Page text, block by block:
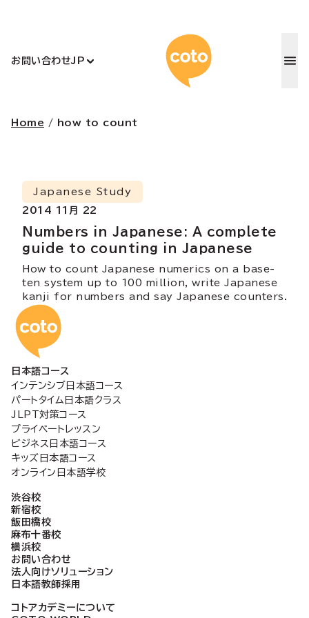
お問い合わせJP コトアカ
Home / how to count
Numbers in Japanese: A complete
guide to counting in Japanese
Japanese Study
2014 11月 22
How to count Japanese numerics on a base-
ten system up to 100 million, write Japanese
kanji for numbers and say Japanese counters.
コトアカデミー日本語
日本語コース
インテンシブ日本語コース
パートタイム日本語クラス
JLPT対策コース
プライベートレッスン
ビジネス日本語コース
キッズ日本語コース
オンライン日本語学校
渋谷校
新宿校
飯田橋校
麻布十番校
横浜校
お問い合わせ
法人向けソリューション
日本語教師採用
コトアカデミーについて